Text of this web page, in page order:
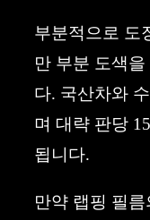
부분적으로 도
만 부분 도색
다. 국산차와
며 대략 판당
됩니다.
만약 랩핑 필